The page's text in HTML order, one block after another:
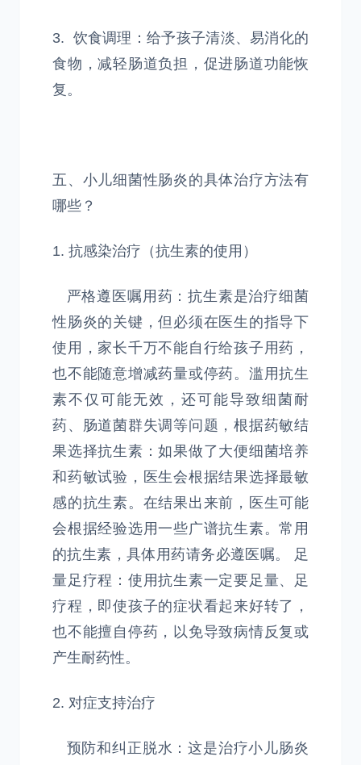
3. 饮食调理：给予孩子清淡、易消化的
食物，减轻肠道负担，促进肠道功能恢
复。
五、小儿细菌性肠炎的具体治疗方法有
哪些？
1. 抗感染治疗（抗生素的使用）
严格遵医嘱用药：抗生素是治疗细菌
性肠炎的关键，但必须在医生的指导下
使用，家长千万不能自行给孩子用药，
也不能随意增减药量或停药。滥用抗生
素不仅可能无效，还可能导致细菌耐
药、肠道菌群失调等问题，根据药敏结
果选择抗生素：如果做了大便细菌培养
和药敏试验，医生会根据结果选择最敏
感的抗生素。在结果出来前，医生可能
会根据经验选用一些广谱抗生素。常用
的抗生素，具体用药请务必遵医嘱。 足
量足疗程：使用抗生素一定要足量、足
疗程，即使孩子的症状看起来好转了，
也不能擅自停药，以免导致病情反复或
产生耐药性。
2. 对症支持治疗
预防和纠正脱水：这是治疗小儿肠炎